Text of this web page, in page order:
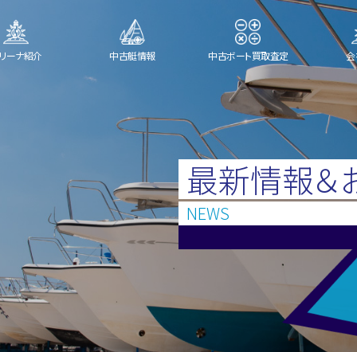
ーナ紹介 中古艇情報 中古ボート買取査定
最新情報＆
NEWS